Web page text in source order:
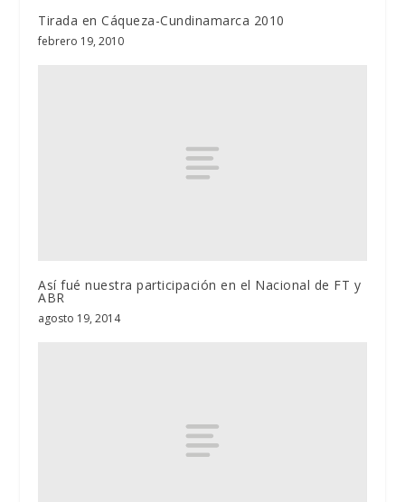
Tirada en Cáqueza-Cundinamarca 2010
febrero 19, 2010
Así fué nuestra participación en el Nacional de FT y
ABR
agosto 19, 2014